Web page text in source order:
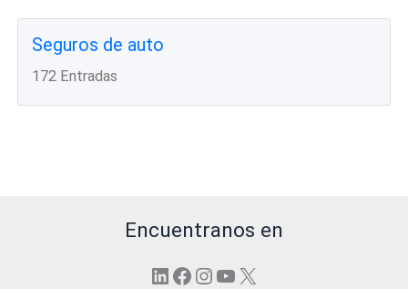
Seguros de auto
172 Entradas
Encuentranos en
LinkedIn
Facebook
Instagram
YouTube
X